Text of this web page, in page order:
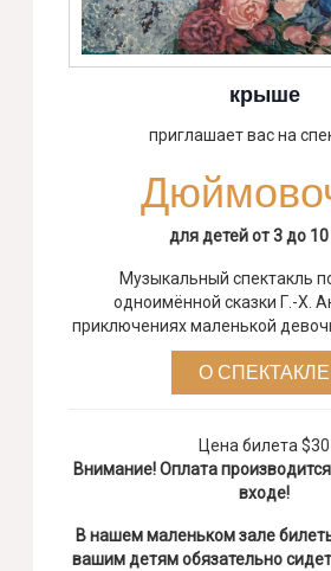
крыше
приглашает вас на
для детей от 3 до
Музыкальный спектакль
одноимённой сказки Г.-Х.
приключениях маленькой
О СПЕКТАКЛЕ
Цена билета $30
Внимание! Оплата
входе!
В нашем маленьком зале
вашим детям обязательно